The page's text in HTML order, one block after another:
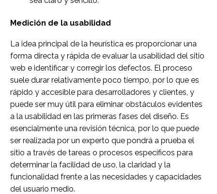
Medición de la usabilidad
La idea principal de la heurística es proporcionar una
forma directa y rápida de evaluar la usabilidad del sitio
web e identificar y corregir los defectos. El proceso
suele durar relativamente poco tiempo, por lo que es
rápido y accesible para desarrolladores y clientes, y
puede ser muy útil para eliminar obstáculos evidentes
a la usabilidad en las primeras fases del diseño. Es
esencialmente una revisión técnica, por lo que puede
ser realizada por un experto que pondrá a prueba el
sitio a través de tareas o procesos específicos para
determinar la facilidad de uso, la claridad y la
funcionalidad frente a las necesidades y capacidades
del usuario medio.